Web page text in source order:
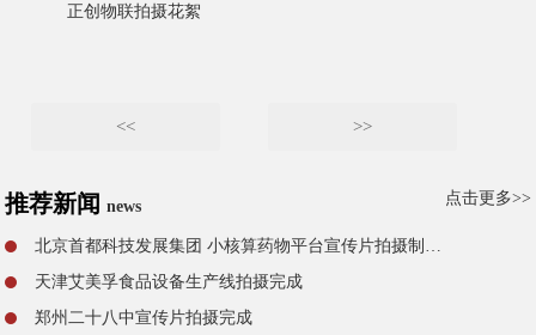
正创物联拍摄花絮
<< >>
推荐新闻news 点击更多>>
天津艾美孚食品设备生产线拍摄完成
郑州二十八中宣传片拍摄完成